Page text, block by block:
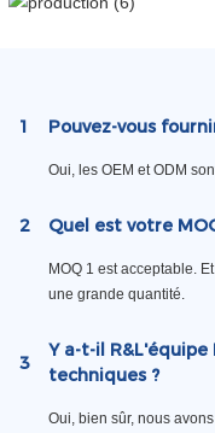
1 Pouvez-vous
Oui, les OEM et ODM
2 Quel est votre
MOQ 1 est acceptable.
une grande quantité.
3
Y a-t-il
techniques ?
Oui, bien sûr, nous